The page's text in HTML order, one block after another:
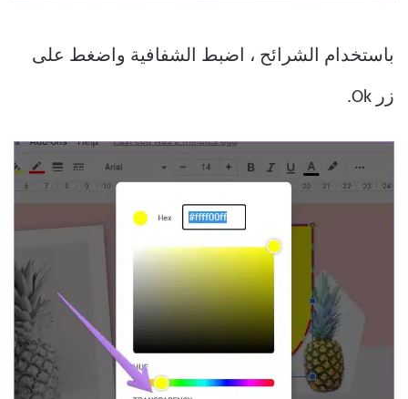
باستخدام الشرائح ، اضبط الشفافية واضغط على
زر Ok.